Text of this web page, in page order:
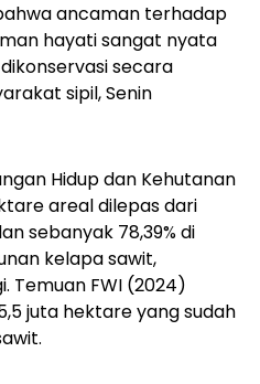
ancaman terhadap
hayati sangat nyata
secara
sipil, Senin
Hidup dan Kehutanan
areal dilepas dari
sebanyak 78,39% di
kelapa sawit,
Temuan FWI (2024)
juta hektare yang sudah